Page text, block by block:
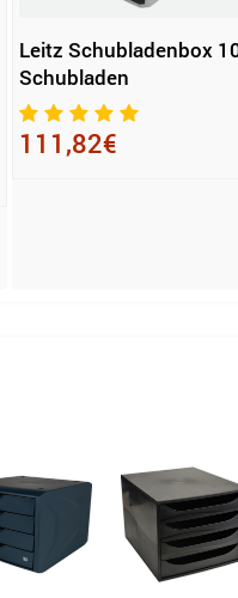
Leitz Schubladenbox
Schubladen
111,82€